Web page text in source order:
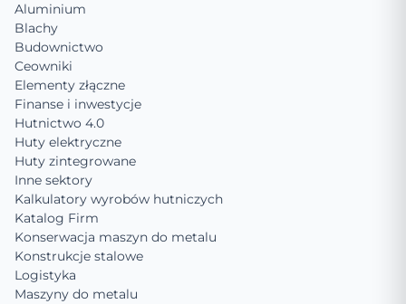
Aluminium
Blachy
Budownictwo
Ceowniki
Elementy złączne
Finanse i inwestycje
Hutnictwo 4.0
Huty elektryczne
Huty zintegrowane
Inne sektory
Kalkulatory wyrobów hutniczych
Katalog Firm
Konserwacja maszyn do metalu
Konstrukcje stalowe
Logistyka
Maszyny do metalu